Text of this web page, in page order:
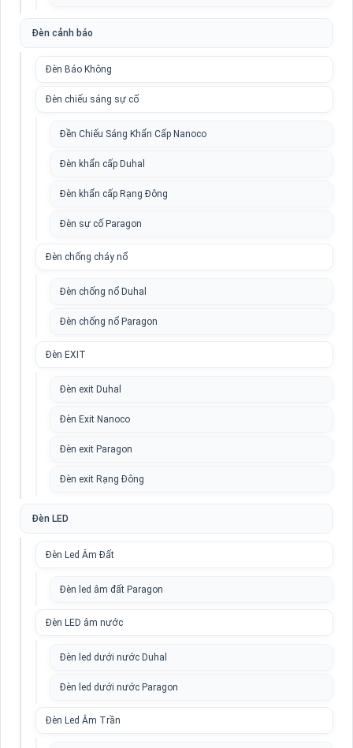
Đèn cảnh báo
Đèn Báo Không
Đèn chiếu sáng sự cố
Đền Chiếu Sáng Khẩn Cấp Nanoco
Đèn khẩn cấp Duhal
Đèn khẩn cấp Rạng Đông
Đèn sự cố Paragon
Đèn chống cháy nổ
Đèn chống nổ Duhal
Đèn chống nổ Paragon
Đèn EXIT
Đèn exit Duhal
Đèn Exit Nanoco
Đèn exit Paragon
Đèn exit Rạng Đông
Đèn LED
Đèn Led Âm Đất
Đèn led âm đất Paragon
Đèn LED âm nước
Đèn led dưới nước Duhal
Đèn led dưới nước Paragon
Đèn Led Âm Trần